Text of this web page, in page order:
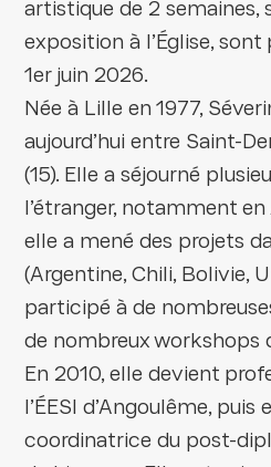
artistique de 2 semaines,
exposition à l’Église,
1er juin 2026.
Née à Lille en 1977,
aujourd’hui entre Saint-
(15). Elle a séjourné
l’étranger, notamment
elle a mené des projets
(Argentine, Chili, Bolivie,
participé à de
de nombreux workshops
En 2010, elle devient
l’ÉESI d’Angoulême, puis
coordinatrice du post-